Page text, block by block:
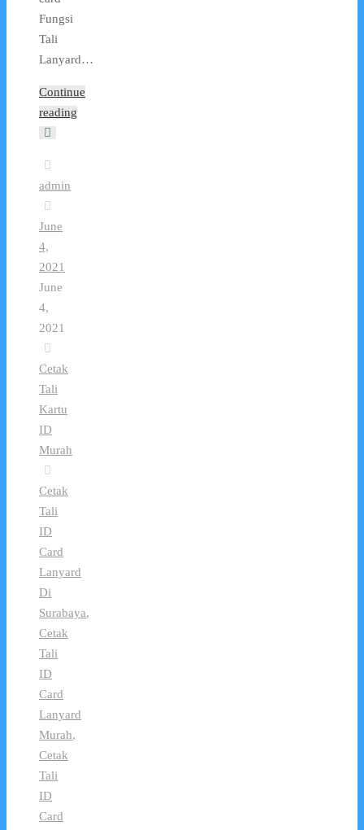
Fungsi
Tali
Lanyard…
Continue
reading
admin
June
4,
2021
June
4,
2021
Cetak
Tali
Kartu
ID
Murah
Cetak
Tali
ID
Card
Lanyard
Di
Surabaya,
Cetak
Tali
ID
Card
Lanyard
Murah,
Cetak
Tali
ID
Card